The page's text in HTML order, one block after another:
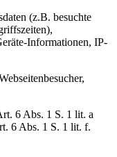
(z.B. besuchte
Informationen, IP-
6 Abs. 1 S. 1 lit. a
6 Abs. 1 S. 1 lit. f.